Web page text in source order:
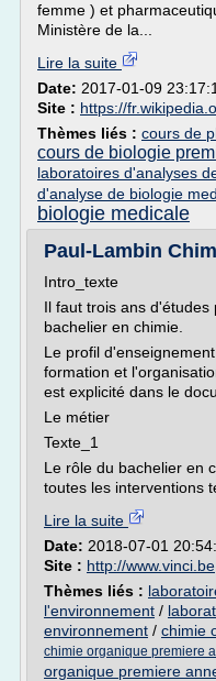
femme ) et
Ministère de la...
Lire la suite
Date: 2017-01-09
Site : https://
Thèmes liés : cours de
cours de biologie
laboratoires d'analyses
d'analyse de biologie
biologie medicale
Paul-Lambin
Intro_texte
Il faut trois ans
bachelier en chimie.
Le profil
formation et
est explicité dans le
Le métier
Texte_1
Le rôle du bachelier en
toutes les interventions
Lire la suite
Date: 2018-07-01
Site : http://www.vinci.be
Thèmes liés :
l'environnement /
environnement / chimie
chimie organique premiere
organique premiere